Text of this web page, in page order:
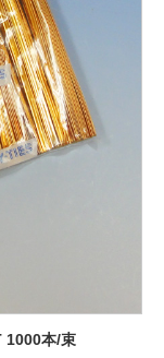
1000本/束